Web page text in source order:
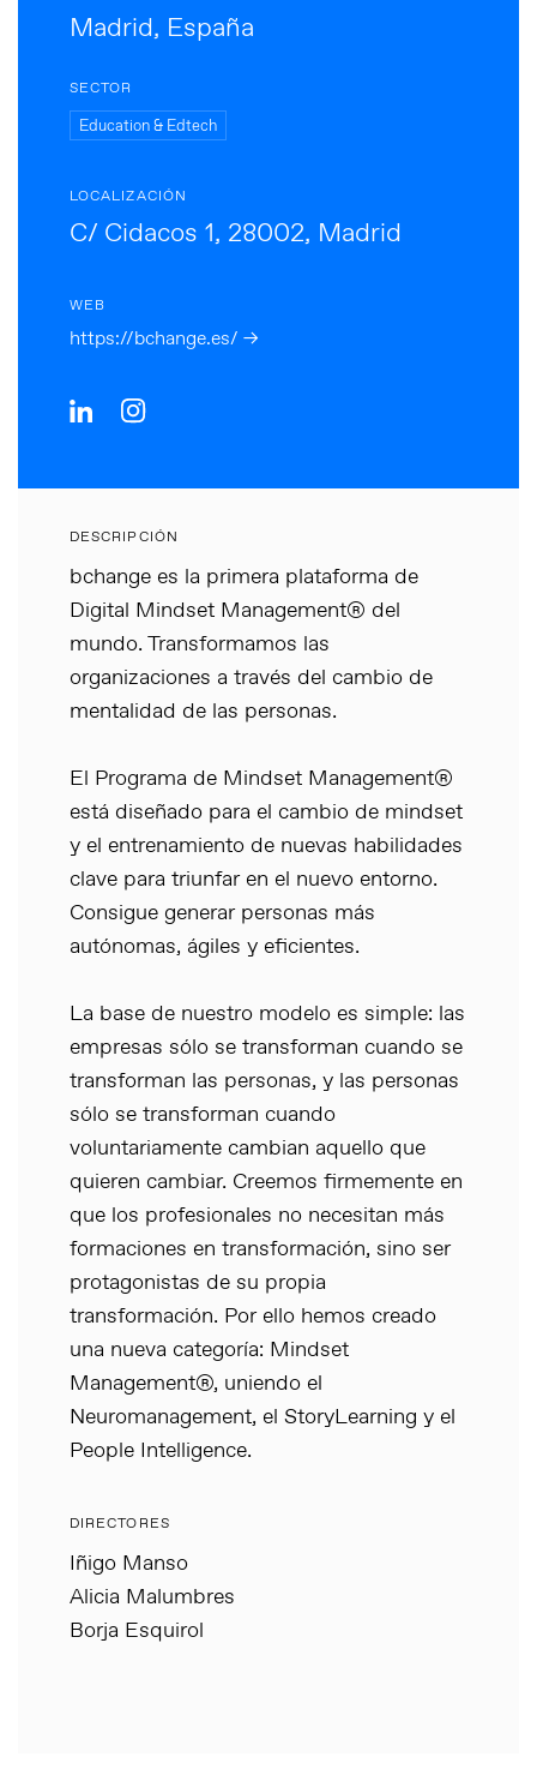
Madrid, España
SECTOR
Education & Edtech
LOCALIZACIÓN
C/ Cidacos 1, 28002, Madrid
WEB
https://bchange.es/ →
DESCRIPCIÓN
bchange es la primera plataforma de
Digital Mindset Management® del
mundo. Transformamos las
organizaciones a través del cambio de
mentalidad de las personas.
El Programa de Mindset Management®
está diseñado para el cambio de mindset
y el entrenamiento de nuevas habilidades
clave para triunfar en el nuevo entorno.
Consigue generar personas más
autónomas, ágiles y eficientes.
La base de nuestro modelo es simple: las
empresas sólo se transforman cuando se
transforman las personas, y las personas
sólo se transforman cuando
voluntariamente cambian aquello que
quieren cambiar. Creemos firmemente en
que los profesionales no necesitan más
formaciones en transformación, sino ser
protagonistas de su propia
transformación. Por ello hemos creado
una nueva categoría: Mindset
Management®, uniendo el
Neuromanagement, el StoryLearning y el
People Intelligence.
DIRECTORES
Iñigo Manso
Alicia Malumbres
Borja Esquirol